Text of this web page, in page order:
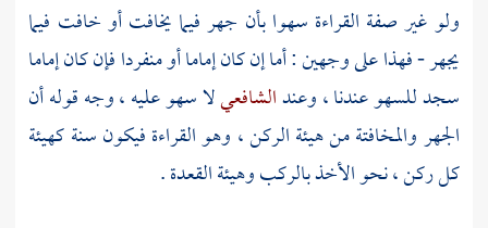
ولو غير صفة القراءة سهوا بأن جهر فيما يخافت أو خافت فيما
يجهر - فهذا على وجهين : أما إن كان إماما أو منفردا فإن كان إماما
سجد للسهو عندنا ، وعندالشافعيلا سهو عليه ، وجه قوله أن
الجهر والمخافتة من هيئة الركن ، وهو القراءة فيكون سنة كهيئة
كل ركن ، نحو الأخذ بالركب وهيئة القعدة .